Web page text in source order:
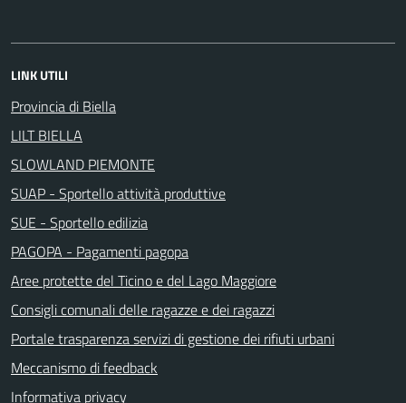
LINK UTILI
Provincia di Biella
LILT BIELLA
SLOWLAND PIEMONTE
SUAP - Sportello attività produttive
SUE - Sportello edilizia
PAGOPA - Pagamenti pagopa
Aree protette del Ticino e del Lago Maggiore
Consigli comunali delle ragazze e dei ragazzi
Portale trasparenza servizi di gestione dei rifiuti urbani
Meccanismo di feedback
Informativa privacy